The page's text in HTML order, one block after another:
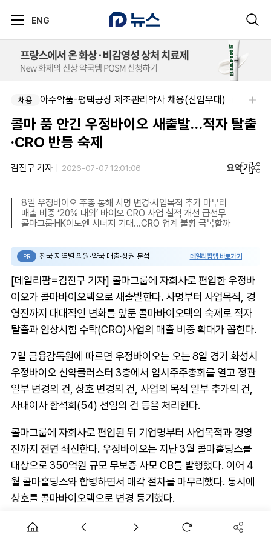
ENG
채용 아주약품-평택공장 제조관리약사 채용(신입우대)
콜마 품 안긴 우정바이오 새출발…적자 탈출
·CRO 반등 숙제
김진구 기자 2026-07-07 12:01:06 요약가
8일 우정바이오 주총 통해 사명 변경‧사업목적 추가 마무리
매출 비중 ‘20% 내외’ 바이오 CRO 사업 실적 개선 급선무
콜마그룹‧HK이노엔 시너지 기대…CRO 업계 불황 극복할까
PR 전국 지역별 의원·약국 매출·상권 분석 데일리팜맵 바로가기
[데일리팜=김진구 기자] 콜마그룹에 자회사로 편입한 우정바
이오가 콜마바이오텍으로 새출발한다. 사명부터 사업목적, 경
영진까지 대대적인 변화를 앞둔 콜마바이오텍의 숙제로 적자
탈출과 임상시험 수탁(CRO)사업의 매출 비중 확대가 꼽힌다.
7일 금융감독원에 따르면 우정바이오는 오는 8일 경기 화성시
우정바이오 신약클러스터 3층에서 임시주주총회를 열고 정관
일부 변경의 건, 상호 변경의 건, 사업의 목적 일부 추가의 건,
사내이사 함석희(54) 선임의 건 등을 처리한다.
콜마그룹에 자회사로 편입된 뒤 기업명부터 사업목적과 경영
진까지 전면 쇄신한다. 우정바이오는 지난 3월 콜마홀딩스를
대상으로 350억원 규모 무보증 사모 CB를 발행했다. 이어 4
월 콜마홀딩스와 합병하면서 매각 절차를 마무리했다. 동시에
상호를 콜마바이오텍으로 변경 등기했다.